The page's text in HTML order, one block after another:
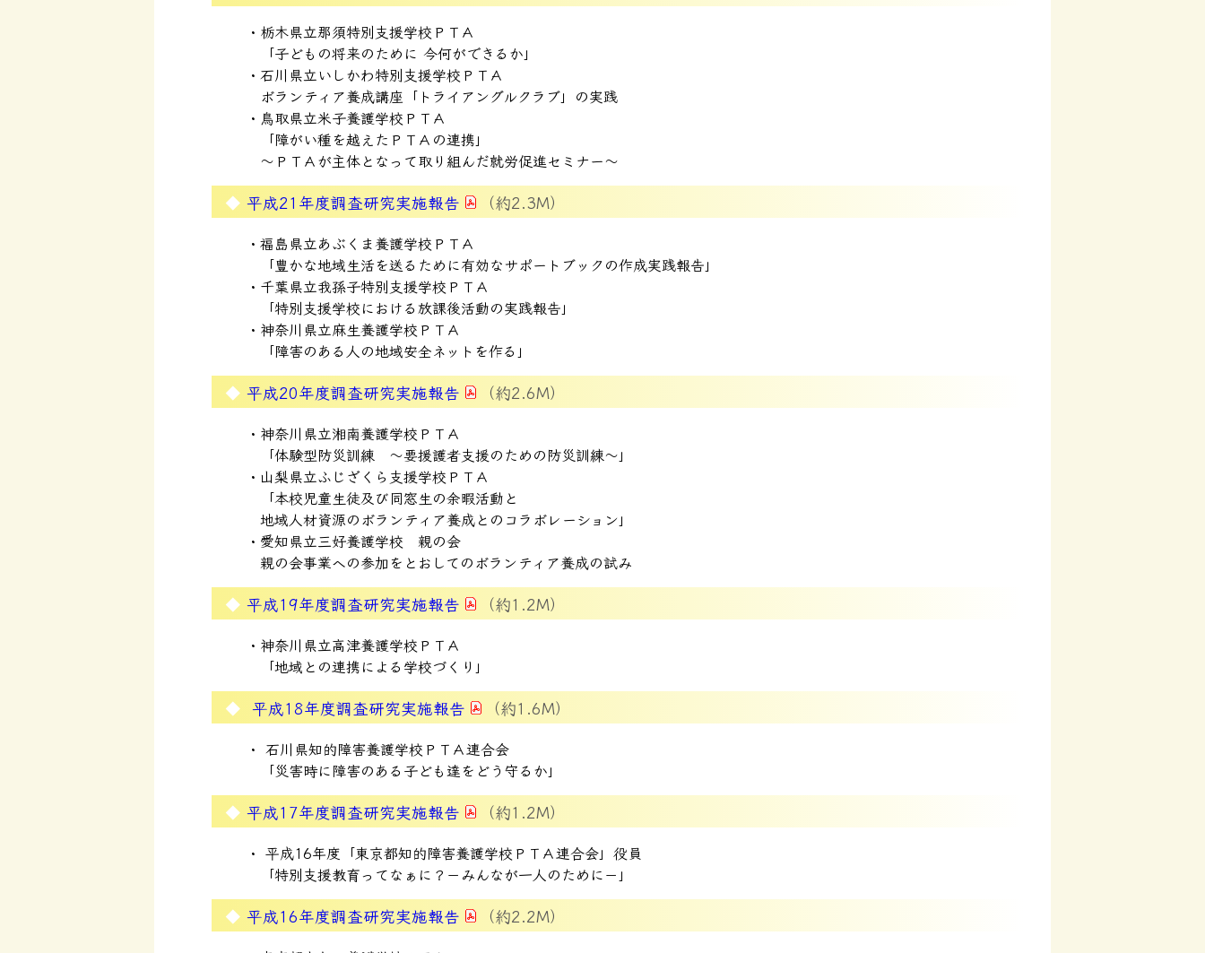
栃木県立那須特別支援学校ＰＴＡ
「子どもの将来のために 今何ができるか」
石川県立いしかわ特別支援学校ＰＴＡ
ボランティア養成講座「トライアングルクラブ」の実践
鳥取県立米子養護学校ＰＴＡ
「障がい種を越えたＰＴＡの連携」
～ＰＴＡが主体となって取り組んだ就労促進セミナー～
平成21年度調査研究実施報告 （約2.3M）
福島県立あぶくま養護学校ＰＴＡ
「豊かな地域生活を送るために有効なサポートブックの作成実践報告」
千葉県立我孫子特別支援学校ＰＴＡ
「特別支援学校における放課後活動の実践報告」
神奈川県立麻生養護学校ＰＴＡ
「障害のある人の地域安全ネットを作る」
平成20年度調査研究実施報告 （約2.6M）
神奈川県立湘南養護学校ＰＴＡ
「体験型防災訓練 ～要援護者支援のための防災訓練～」
山梨県立ふじざくら支援学校ＰＴＡ
「本校児童生徒及び同窓生の余暇活動と
地域人材資源のボランティア養成とのコラボレーション」
愛知県立三好養護学校 親の会
親の会事業への参加をとおしてのボランティア養成の試み
平成19年度調査研究実施報告 （約1.2M）
神奈川県立高津養護学校ＰＴＡ
「地域との連携による学校づくり」
平成18年度調査研究実施報告 （約1.6M）
石川県知的障害養護学校ＰＴＡ連合会
「災害時に障害のある子ども達をどう守るか」
平成17年度調査研究実施報告 （約1.2M）
平成16年度「東京都知的障害養護学校ＰＴＡ連合会」役員
「特別支援教育ってなぁに？－みんなが一人のために－」
平成16年度調査研究実施報告 （約2.2M）